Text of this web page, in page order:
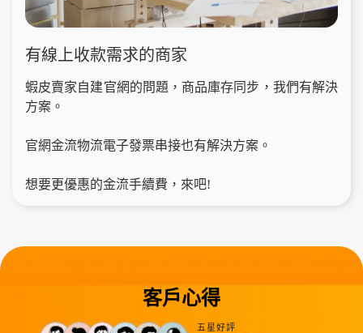
有線上收款需求的商家
蝦皮賣家自建官網的問題，商品庫存同步，我們有解決
方案。
官網金流物流電子發票串接也有解決方案。
想要更優惠的金流手續費，來吧!
客戶心得
五星好評